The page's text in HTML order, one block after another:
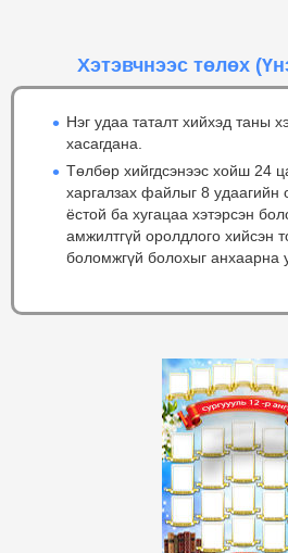
Хэтэвчнээс төлөх
Нэг удаа таталт хийхэд таны
хасагдана.
Төлбөр хийгдсэнээс хойш 24
харгалзах файлыг 8 удаагийн
ёстой ба хугацаа хэтэрсэн
амжилтгүй оролдлого хийсэн
боломжгүй болохыг анхаарна